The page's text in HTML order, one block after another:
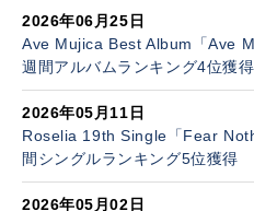
2026年06月25日
Ave Mujica Best Album「Ave
週間アルバムランキング4位獲得
2026年05月11日
Roselia 19th Single「Fear
間シングルランキング5位獲得
2026年05月02日